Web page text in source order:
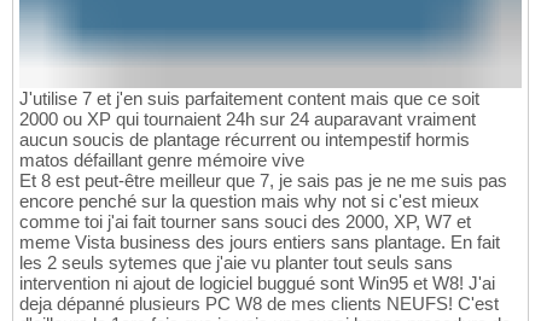
J'utilise 7 et j'en suis parfaitement content mais que ce soit
2000 ou XP qui tournaient 24h sur 24 auparavant vraiment
aucun soucis de plantage récurrent ou intempestif hormis
matos défaillant genre mémoire vive
Et 8 est peut-être meilleur que 7, je sais pas je ne me suis pas
encore penché sur la question mais why not si c'est mieux
comme toi j'ai fait tourner sans souci des 2000, XP, W7 et
meme Vista business des jours entiers sans plantage. En fait
les 2 seuls sytemes que j'aie vu planter tout seuls sans
intervention ni ajout de logiciel buggué sont Win95 et W8! J'ai
deja dépanné plusieurs PC W8 de mes clients NEUFS! C'est